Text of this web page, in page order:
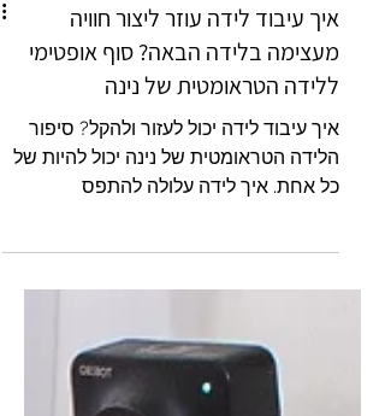
איך עיבוד לידה עוזר ליצור חוויה
מעצימה בלידה הבאה? סוף אופטימי
ללידה הטראומטית של נינה
איך עיבוד לידה יכול לעזור ולהקל? סיפור
כל אחת. איך לידה עלולה להתפס